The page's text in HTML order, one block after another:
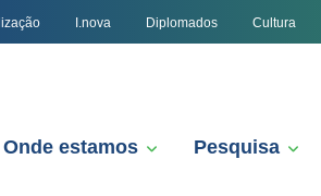
I.nova Diplomados Cultura
Onde estamos Pesquisa